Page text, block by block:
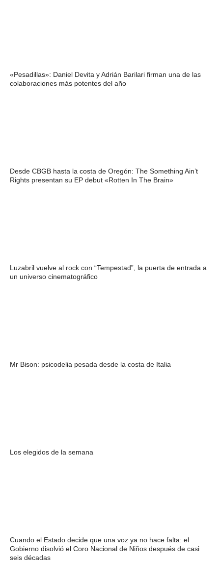
«Pesadillas»: Daniel Devita y Adrián Barilari firman una de las
colaboraciones más potentes del año
Desde CBGB hasta la costa de Oregón: The Something Ain’t
Rights presentan su EP debut «Rotten In The Brain»
Luzabril vuelve al rock con “Tempestad”, la puerta de entrada a
un universo cinematográfico
Mr Bison: psicodelia pesada desde la costa de Italia
Los elegidos de la semana
Cuando el Estado decide que una voz ya no hace falta: el
Gobierno disolvió el Coro Nacional de Niños después de casi
seis décadas